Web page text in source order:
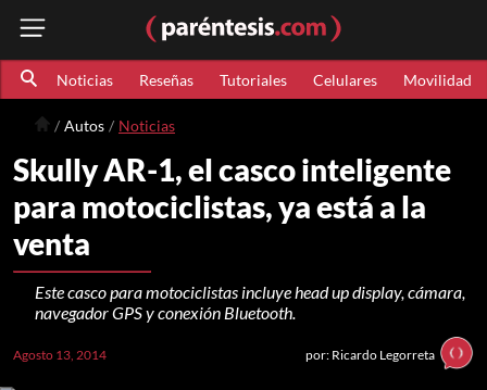
Noticias Reseñas Tutoriales Celulares Movilidad
Autos Noticias
Skully AR-1, el casco inteligente
para motociclistas, ya está a la
venta
Este casco para motociclistas incluye head up display, cámara,
navegador GPS y conexión Bluetooth.
Agosto 13, 2014 por: Ricardo Legorreta